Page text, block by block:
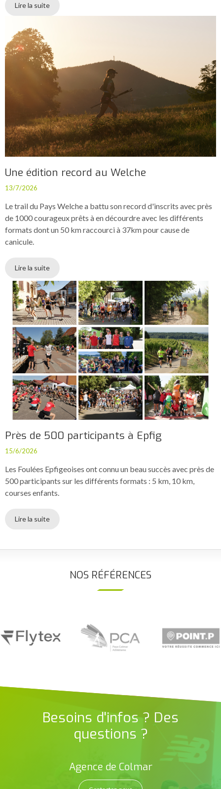
Lire la suite
Une édition record au Welche
13/7/2026
Le trail du Pays Welche a battu son record d'inscrits avec près
de 1000 courageux prêts à en décourdre avec les différents
formats dont un 50 km raccourci à 37km pour cause de
canicule.
Lire la suite
Près de 500 participants à Epfig
15/6/2026
Les Foulées Epfigeoises ont connu un beau succès avec près de
500 participants sur les différents formats : 5 km, 10 km,
courses enfants.
Lire la suite
NOS RÉFÉRENCES
Besoins d'infos ? Des
questions ?
Agence de Colmar